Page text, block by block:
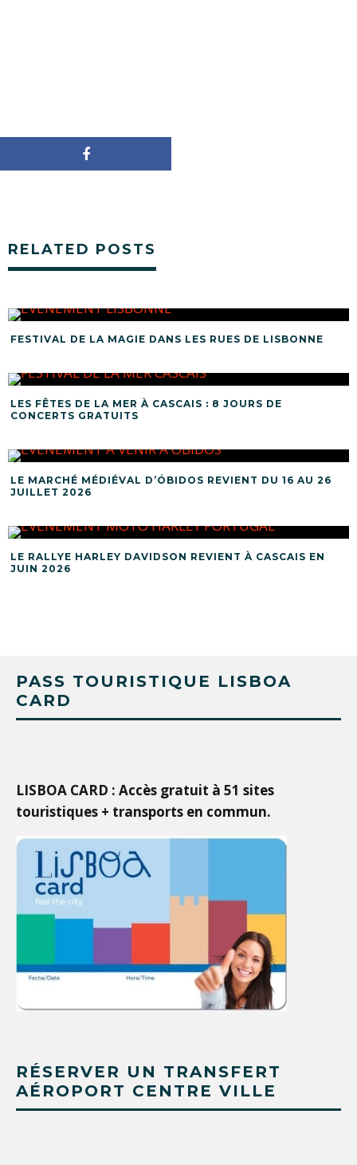
RELATED POSTS
FESTIVAL DE LA MAGIE DANS LES RUES DE LISBONNE
LES FÊTES DE LA MER À CASCAIS : 8 JOURS DE
CONCERTS GRATUITS
LE MARCHÉ MÉDIÉVAL D’ÓBIDOS REVIENT DU 16 AU 26
JUILLET 2026
LE RALLYE HARLEY DAVIDSON REVIENT À CASCAIS EN
JUIN 2026
PASS TOURISTIQUE LISBOA
CARD
LISBOA CARD : Accès gratuit à 51 sites
touristiques + transports en commun.
RÉSERVER UN TRANSFERT
AÉROPORT CENTRE VILLE